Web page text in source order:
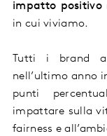
impatto positivo
in cuiviviamo.
Tutti i brand
nell’ultimo anno
punti
impattare sulla
fairness e all’